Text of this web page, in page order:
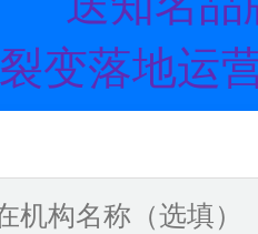
裂变落地运